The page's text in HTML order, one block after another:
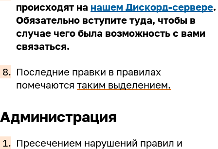
происходят на нашем Дискорд-сервере.
Обязательно вступите туда, чтобы в
случае чего была возможность с вами
связаться.
8. Последние правки в правилах
помечаются таким выделением.
Администрация
1. Пресечением нарушений правил и